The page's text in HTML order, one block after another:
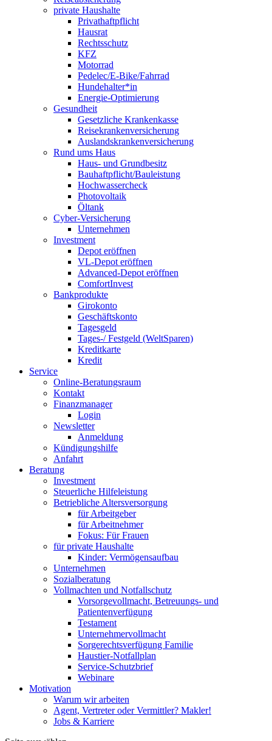
private Haushalte
Privathaftpflicht
Hausrat
Rechtsschutz
KFZ
Motorrad
Pedelec/E-Bike/Fahrrad
Hundehalter*in
Energie-Optimierung
Gesundheit
Gesetzliche Krankenkasse
Reisekrankenversicherung
Auslandskrankenversicherung
Rund ums Haus
Haus- und Grundbesitz
Bauhaftpflicht/Bauleistung
Hochwassercheck
Photovoltaik
Öltank
Cyber-Versicherung
Unternehmen
Investment
Depot eröffnen
VL-Depot eröffnen
Advanced-Depot eröffnen
ComfortInvest
Bankprodukte
Girokonto
Geschäftskonto
Tagesgeld
Tages-/ Festgeld (WeltSparen)
Kreditkarte
Kredit
Service
Online-Beratungsraum
Kontakt
Finanzmanager
Login
Newsletter
Anmeldung
Kündigungshilfe
Anfahrt
Beratung
Investment
Steuerliche Hilfeleistung
Betriebliche Altersversorgung
für Arbeitgeber
für Arbeitnehmer
Fokus: Für Frauen
für private Haushalte
Kinder: Vermögensaufbau
Unternehmen
Sozialberatung
Vollmachten und Notfallschutz
Vorsorgevollmacht, Betreuungs- und
Patientenverfügung
Testament
Unternehmer­vollmacht
Sorgerechtsverfügung Familie
Haustier-Notfallplan
Service-Schutzbrief
Webinare
Motivation
Warum wir arbeiten
Agent, Vertreter oder Vermittler? Makler!
Jobs & Karriere